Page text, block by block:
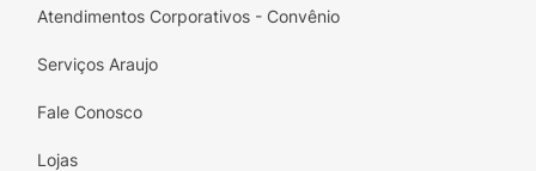
cabelo aumenta, é recomendável o uso diário.
adequada, como Pilexil Loção Serenoa
Serrulata.
Atendimentos Corporativos - Convênio
Serviços Araujo
Fale Conosco
Lojas